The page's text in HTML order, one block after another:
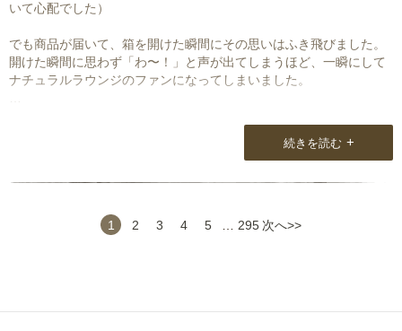
いて心配でした）
でも商品が届いて、箱を開けた瞬間にその思いはふき飛びました。
開けた瞬間に思わず「わ〜！」と声が出てしまうほど、一瞬にして
ナチュラルラウンジのファンになってしまいました。
います。
続きを読む +
1 2 3 4 5 295 次へ>>